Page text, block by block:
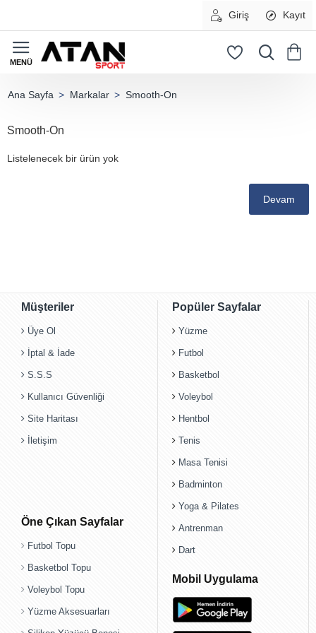
Giriş Kayıt
Markalar Smooth-On
Smooth-On
Listelenecek bir ürün yok
Devam
Müşteriler
Üye Ol
İptal & İade
S.S.S
Kullanıcı Güvenliği
Site Haritası
İletişim
Öne Çıkan Sayfalar
Futbol Topu
Basketbol Topu
Voleybol Topu
Yüzme Aksesuarları
Popüler Sayfalar
Yüzme
Futbol
Basketbol
Voleybol
Hentbol
Tenis
Masa Tenisi
Badminton
Yoga & Pilates
Antrenman
Dart
Mobil Uygulama